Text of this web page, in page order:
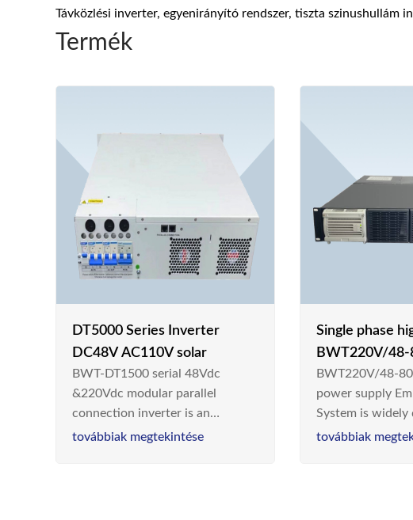
Távközlési inverter, egyenirányító rendszer, tiszta szinushullám
Termék
DT5000 Series Inverter
DC48V AC110V solar
BWT-DT1500 serial 48Vdc
&220Vdc modular parallel
connection inverter is an
inversion device that converts
továbbiak megtekintése
Single phase
BWT220V/48-
switching
BWT220V/48-
power supply
System is widely
Telecom/
továbbiak